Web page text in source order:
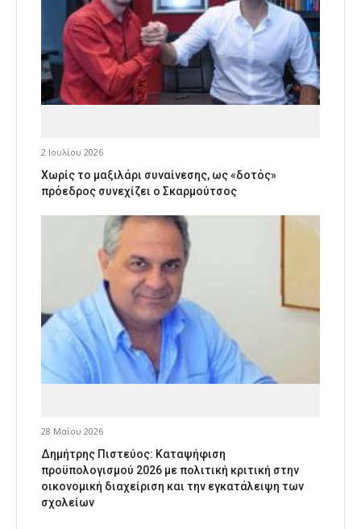
2 Ιουλίου 2026
Χωρίς το μαξιλάρι συναίνεσης, ως «δοτός»
πρόεδρος συνεχίζει ο Σκαρμούτσος
28 Μαΐου 2026
Δημήτρης Πιστεύος: Καταψήφιση
προϋπολογισμού 2026 με πολιτική κριτική στην
οικονομική διαχείριση και την εγκατάλειψη των
σχολείων